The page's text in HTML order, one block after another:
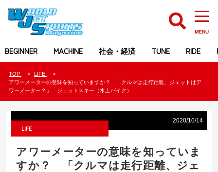
MENU
BEGINNER MACHINE 社会・経済 TUNE RIDE
TOP
LIFE
アワーメーターの意味を知っていますか？ 「クルマは走行距離、ジェットはア
ワーメーター？」 ジェットスキー（水上バイク）
2020/10/14
LIFE
アワーメーターの意味を知っていま
すか？ 「クルマは走行距離、ジェ